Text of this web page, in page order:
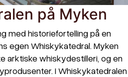
på Myken
med historiefortelling på en
egen Whiskykatedral. Myken
arktiske whiskydestilleri, og en
I Whiskykatedralen